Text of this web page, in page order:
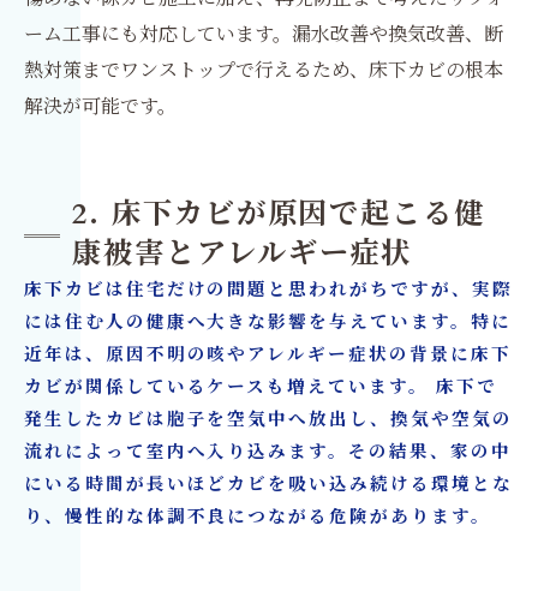
ーム工事にも対応しています。漏水改善や換気改善、断
熱対策までワンストップで行えるため、床下カビの根本
解決が可能です。
2. 床下カビが原因で起こる健
康被害とアレルギー症状
床下カビは住宅だけの問題と思われがちですが、実際
には住む人の健康へ大きな影響を与えています。特に
近年は、原因不明の咳やアレルギー症状の背景に床下
カビが関係しているケースも増えています。 床下で
発生したカビは胞子を空気中へ放出し、換気や空気の
流れによって室内へ入り込みます。その結果、家の中
にいる時間が長いほどカビを吸い込み続ける環境とな
り、慢性的な体調不良につながる危険があります。